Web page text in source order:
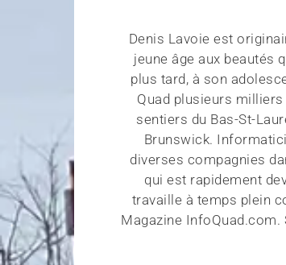
Denis Lavoie est
jeune âge aux beautés
plus tard, à son
Quad plusieurs
sentiers du Bas-St-
Brunswick.
diverses compagnies
qui est rapidement
travaille à temps plein
Magazine InfoQuad.com.